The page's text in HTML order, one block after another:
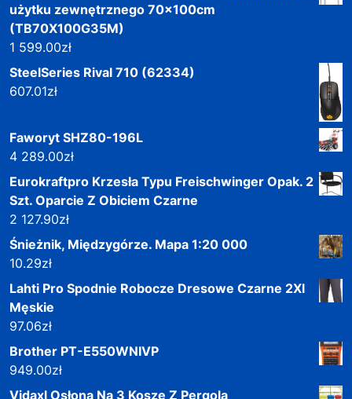
użytku zewnętrznego 70x100cm
(TB70X100G35M)
1 599.00zł
SteelSeries Rival 710 (62334)
607.01zł
Faworyt SHZ80-196L
4 289.00zł
Eurokraftpro Krzesła Typu Freischwinger Opak. 2
Szt. Oparcie Z Obiciem Czarne
2 127.90zł
Śnieżnik, Międzygórze. Mapa 1:20 000
10.29zł
Lahti Pro Spodnie Robocze Dresowe Czarne 2Xl
Męskie
97.06zł
Brother PT-E550WNIVP
949.00zł
Vidaxl Osłona Na 3 Kosze Z Pergolą